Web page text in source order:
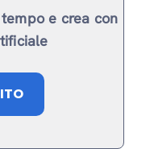
e crea con